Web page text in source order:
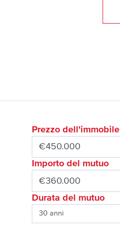
Prezzo dell'immobile
Importo del mutuo
Durata del mutuo